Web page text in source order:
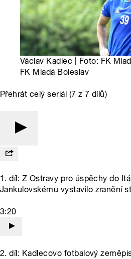
Václav Kadlec | Foto: FK
FK Mladá Boleslav
Přehrát celý seriál (7 z 7 dílů)
1. díl: Z Ostravy pro úspěchy do
Jankulovskému vystavilo zranění
3:20
2. díl: Kadlecovo fotbalový